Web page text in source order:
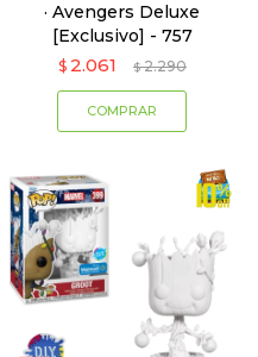
· Avengers Deluxe
[Exclusivo] - 757
$ 2.061 $ 2.290